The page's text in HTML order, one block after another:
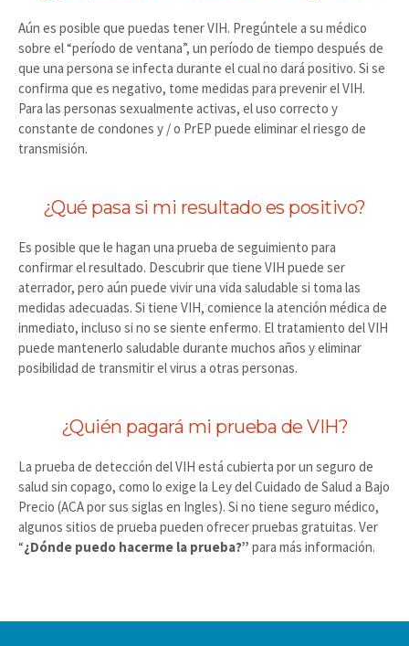
Aún es posible que puedas tener VIH. Pregúntele a su médico
sobre el “período de ventana”, un período de tiempo después de
que una persona se infecta durante el cual no dará positivo. Si se
confirma que es negativo, tome medidas para prevenir el VIH.
Para las personas sexualmente activas, el uso correcto y
constante de condones y / o PrEP puede eliminar el riesgo de
transmisión.
¿Qué pasa si mi resultado es positivo?
Es posible que le hagan una prueba de seguimiento para
confirmar el resultado. Descubrir que tiene VIH puede ser
aterrador, pero aún puede vivir una vida saludable si toma las
medidas adecuadas. Si tiene VIH, comience la atención médica de
inmediato, incluso si no se siente enfermo. El tratamiento del VIH
puede mantenerlo saludable durante muchos años y eliminar
posibilidad de transmitir el virus a otras personas.
¿Quién pagará mi prueba de VIH?
La prueba de detección del VIH está cubierta por un seguro de
salud sin copago, como lo exige la Ley del Cuidado de Salud a Bajo
Precio (ACA por sus siglas en Ingles). Si no tiene seguro médico,
algunos sitios de prueba pueden ofrecer pruebas gratuitas. Ver
“¿Dónde puedo hacerme la prueba?” para más información.